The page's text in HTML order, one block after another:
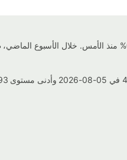
يبلغ سعر صرف ورقة إسرائيلية جديدة إلى إلى روبية سيشيلية حاليًا 4.79909 اليوم، مما